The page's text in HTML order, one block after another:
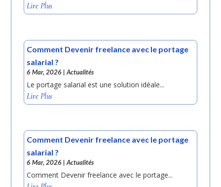
Lire Plus
Comment Devenir freelance avec le portage
salarial ?
6 Mar, 2026 |Actualités
Le portage salarial est une solution idéale...
Lire Plus
Comment Devenir freelance avec le portage
salarial ?
6 Mar, 2026 |Actualités
Comment Devenir freelance avec le portage...